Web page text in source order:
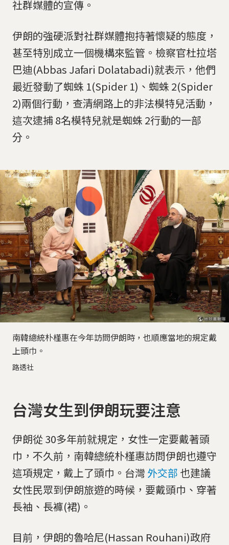
社群媒體的宣傳。
伊朗的強硬派對社群媒體抱持著懷疑的態度，
甚至特別成立一個機構來監管。檢察官杜拉塔
巴迪(Abbas Jafari Dolatabadi)就表示，他們
最近發動了蜘蛛 1(Spider 1)、蜘蛛 2(Spider
2)兩個行動，查清網路上的非法模特兒活動，
這次逮捕 8名模特兒就是蜘蛛 2行動的一部
分。
南韓總統朴槿惠在今年訪問伊朗時，也順應當地的規定戴
上頭巾。
路透社
台灣女生到伊朗玩要注意
伊朗從 30多年前就規定，女性一定要戴著頭
巾，不久前，南韓總統朴槿惠訪問伊朗也遵守
這項規定，戴上了頭巾。台灣 外交部 也建議
女性民眾到伊朗旅遊的時候，要戴頭巾、穿著
長袖、長褲(裙)。
目前，伊朗的魯哈尼(Hassan Rouhani)政府